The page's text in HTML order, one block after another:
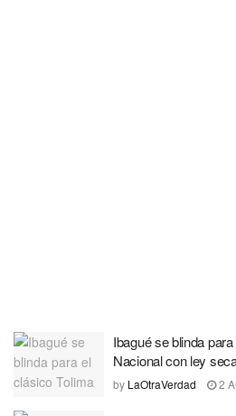
Ibagué se blinda
Nacional con ley
by LaOtraVerdad 2